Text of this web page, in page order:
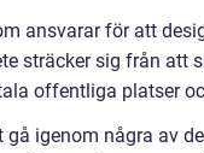
ansvarar för att
sträcker sig från att
offentliga platser
igenom några av